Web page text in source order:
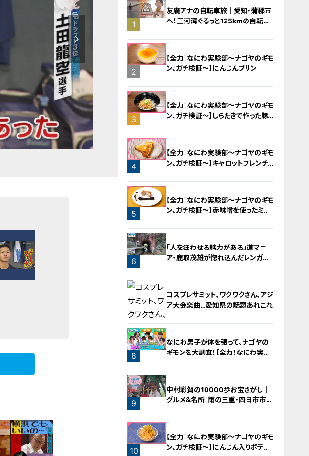
1
友廣アナの自転車旅｜愛知・蒲郡市
へ！三河湾ぐるっと125kmの自転車
2
【全力！なにわ実験部～ナゴヤのギモ
ン、ガチ検証～】にんじんプリン
3
【全力！なにわ実験部～ナゴヤのギモ
ン、ガチ検証～】しらたきで作った豚
4
【全力！なにわ実験部～ナゴヤのギモ
ン、ガチ検証～】キャロットフレンチ
5
【全力！なにわ実験部～ナゴヤのギモ
ン、ガチ検証～】赤味噌を使ったミル
6
「人を狂わせる魅力がある」道マニ
ア・鹿取茂雄が惚れ込んだレンガの
7
コスプレサミット、ワクワクさん、アジ
ア大会楽曲…愛知県の話題あれこれ
8
なにわ男子が体を張って、ナゴヤの
ギモンを大調査！【全力！なにわ実験
9
中村彩賀の10000歩お宝さがし｜
グルメ＆名所！雨の三重・四日市市で
10
【全力！なにわ実験部～ナゴヤのギモ
ン、ガチ検証～】にんじん入りポテト